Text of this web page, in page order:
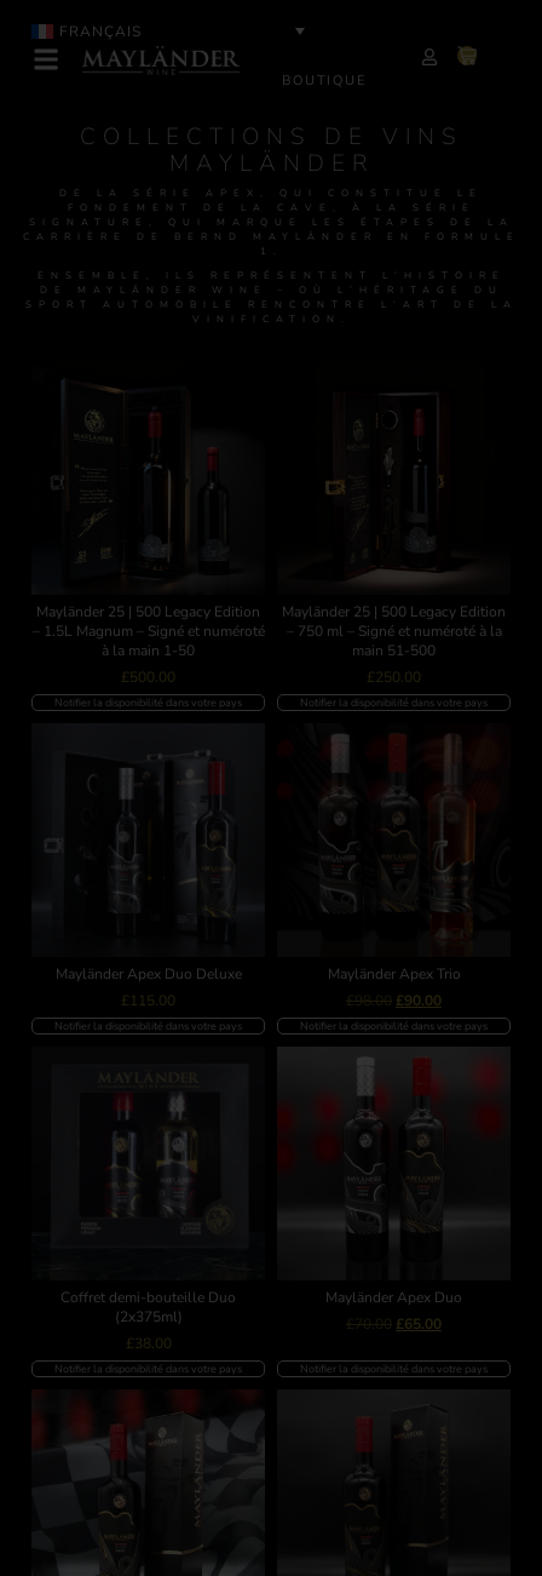
FRANÇAIS
BOUTIQUE
COLLECTIONS DE VINS
MAYLÄNDER
DE LA SÉRIE APEX, QUI CONSTITUE LE
FONDEMENT DE LA CAVE, À LA SÉRIE
SIGNATURE, QUI MARQUE LES ÉTAPES DE LA
CARRIÈRE DE BERND MAYLÄNDER EN FORMULE
1.
ENSEMBLE, ILS REPRÉSENTENT L’HISTOIRE
DE MAYLÄNDER WINE – OÙ L’HÉRITAGE DU
SPORT AUTOMOBILE RENCONTRE L’ART DE LA
VINIFICATION.
Mayländer 25 | 500 Legacy Edition
– 1.5L Magnum – Signé et numéroté
à la main 1-50
£500.00
Notifier la disponibilité dans votre pays
Mayländer 25 | 500 Legacy Edition
– 750 ml – Signé et numéroté à la
main 51-500
£250.00
Notifier la disponibilité dans votre pays
Mayländer Apex Duo Deluxe
£115.00
Notifier la disponibilité dans votre pays
Mayländer Apex Trio
£98.00 £90.00
Notifier la disponibilité dans votre pays
Coffret demi-bouteille Duo
(2x375ml)
£38.00
Notifier la disponibilité dans votre pays
Mayländer Apex Duo
£70.00 £65.00
Notifier la disponibilité dans votre pays